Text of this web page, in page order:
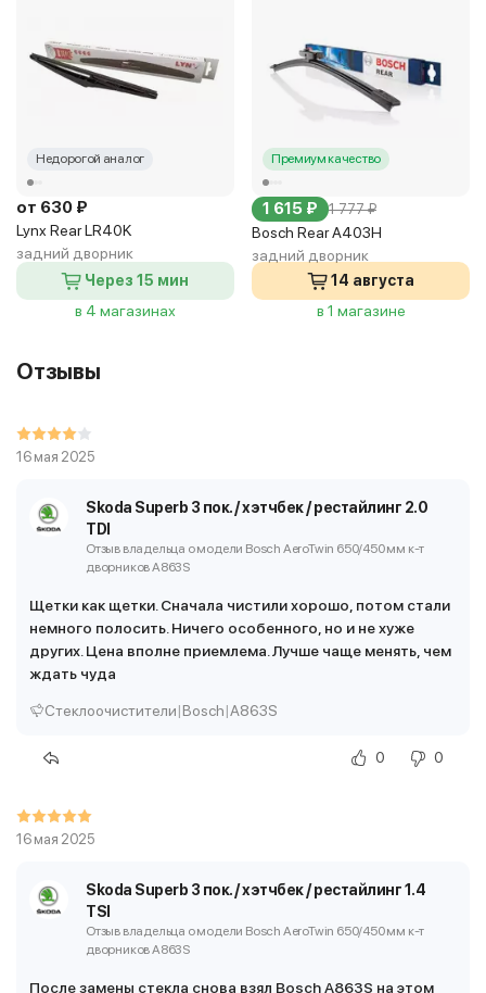
Недорогой аналог
от 630 ₽
Lynx Rear LR40K
задний дворник
Через 15 мин
в 4 магазинах
Премиум качество
1 615 ₽ 1 777 ₽
Bosch Rear A403H
задний дворник
14 августа
в 1 магазине
Отзывы
16 мая 2025
Skoda Superb 3 пок. / хэтчбек / рестайлинг 2.0
TDI
Отзыв владельца о модели Bosch AeroTwin 650/450 мм к-т
дворников A863S
Щетки как щетки. Сначала чистили хорошо, потом стали
немного полосить. Ничего особенного, но и не хуже
других. Цена вполне приемлема. Лучше чаще менять, чем
ждать чуда
Стеклоочистители|Bosch|A863S
0 0
16 мая 2025
Skoda Superb 3 пок. / хэтчбек / рестайлинг 1.4
TSI
Отзыв владельца о модели Bosch AeroTwin 650/450 мм к-т
дворников A863S
После замены стекла снова взял Bosch A863S на этом